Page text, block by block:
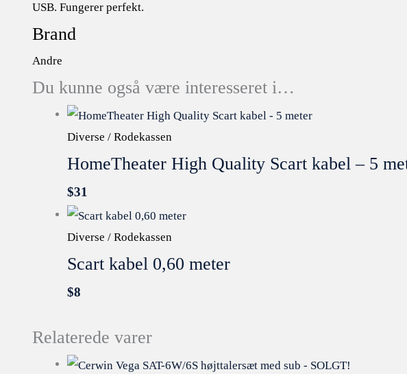
USB. Fungerer perfekt.
Brand
Andre
Du kunne også være interesseret i…
Diverse / Rodekassen
HomeTheater High Quality Scart kabel – 5
$31
Diverse / Rodekassen
Scart kabel 0,60 meter
$8
Relaterede varer